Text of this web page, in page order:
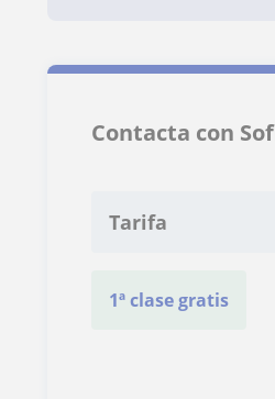
Contacta con
Tarifa
1ª clase gratis